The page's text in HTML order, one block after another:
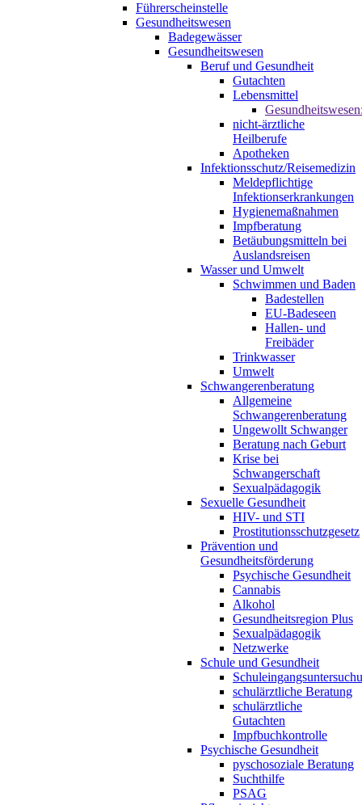
Führerscheinstelle
Gesundheitswesen
Badegewässer
Gesundheitswesen
Beruf und Gesundheit
Gutachten
Lebensmittel
nicht-ärztliche
Heilberufe
Apotheken
Infektionsschutz/Reisemedizin
Meldepflichtige
Infektionserkrankungen
Hygienemaßnahmen
Impfberatung
Betäubungsmitteln bei
Auslandsreisen
Wasser und Umwelt
Schwimmen und Baden
Badestellen
EU-Badeseen
Hallen- und
Freibäder
Trinkwasser
Umwelt
Schwangerenberatung
Allgemeine
Schwangerenberatung
Ungewollt Schwanger
Beratung nach Geburt
Krise bei
Schwangerschaft
Sexualpädagogik
Sexuelle Gesundheit
HIV- und STI
Prostitutionsschutzgesetz
Prävention und
Gesundheitsförderung
Psychische Gesundheit
Cannabis
Alkohol
Gesundheitsregion Plus
Sexualpädagogik
Netzwerke
Schule und Gesundheit
schulärztliche Beratung
schulärztliche
Gutachten
Impfbuchkontrolle
Psychische Gesundheit
pyschosoziale Beratung
Suchthilfe
PSAG